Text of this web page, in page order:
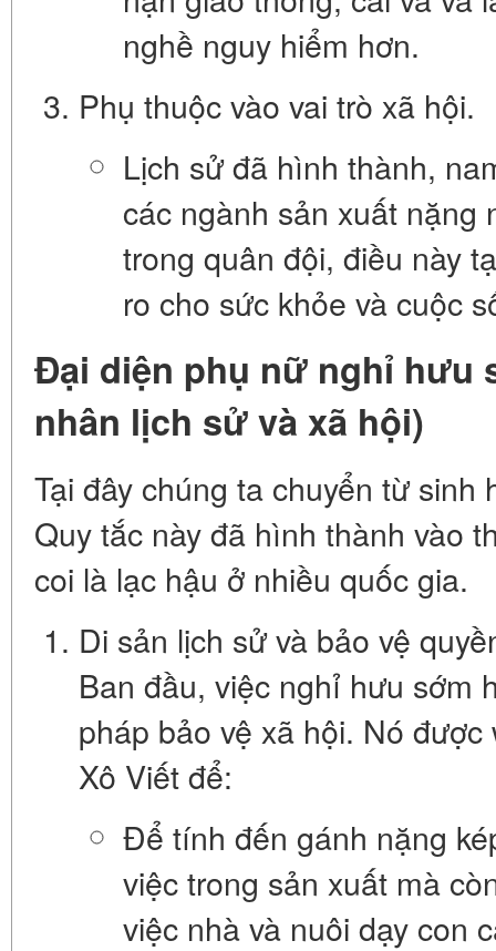
nghề nguy hiểm hơn.
Phụ thuộc vào vai trò xã hội.
Lịch sử đã hình thành,
các ngành sản xuất nặng
trong quân đội, điều này
ro cho sức khỏe và cuộc
Đại diện phụ nữ nghỉ hưu
nhân lịch sử và xã hội)
Tại đây chúng ta chuyển từ sinh
Quy tắc này đã hình thành vào
coi là lạc hậu ở nhiều quốc gia.
Di sản lịch sử và bảo vệ
Ban đầu, việc nghỉ hưu sớm
pháp bảo vệ xã hội. Nó
Xô Viết để:
Để tính đến gánh nặng
việc trong sản xuất mà
việc nhà và nuôi dạy con